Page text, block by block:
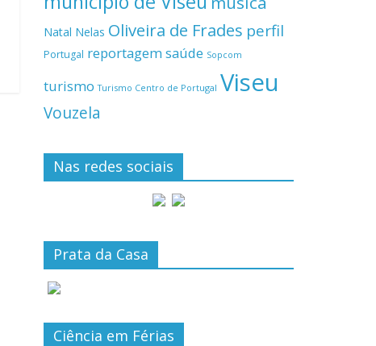
Natal Nelas Oliveira de Frades perfil
Portugal reportagemsaúde Sopcom
turismo Turismo Centro de Portugal Viseu
Vouzela
Nas redes sociais
Prata da Casa
Ciência em Férias